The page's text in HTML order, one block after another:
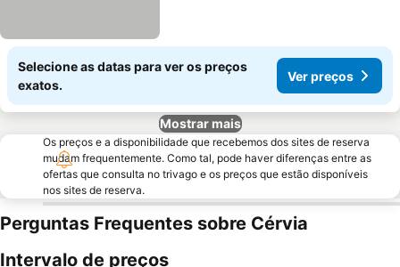
Selecione as datas para ver os preços
exatos.
Ver preços
Mostrar mais
Os preços e a disponibilidade que recebemos dos sites de reserva
mudam frequentemente. Como tal, pode haver diferenças entre as
ofertas que consulta no trivago e os preços que estão disponíveis
nos sites de reserva.
Perguntas Frequentes sobre Cérvia
Intervalo de preços